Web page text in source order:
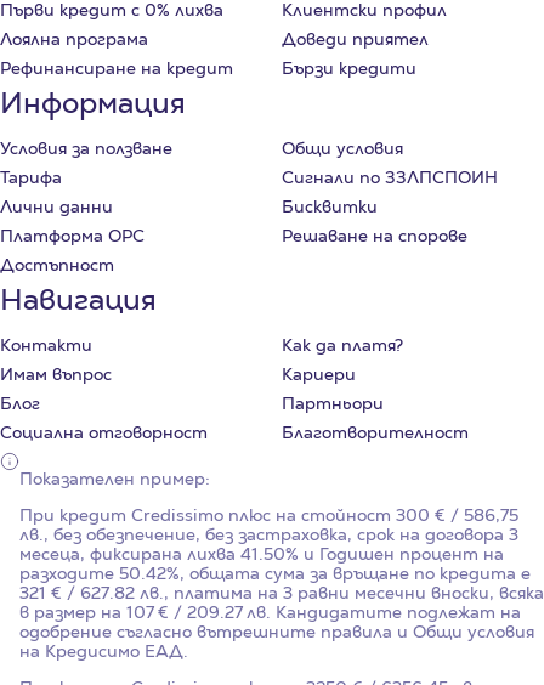
Първи кредит с 0% лихва
Клиентски профил
Лоялна програма
Доведи приятел
Рефинансиране на кредит
Бързи кредити
Информация
Условия за ползване
Общи условия
Тарифа
Сигнали по ЗЗЛПСПОИН
Лични данни
Бисквитки
Платформа ОРС
Решаване на спорове
Достъпност
Навигация
Контакти
Как да платя?
Имам въпрос
Кариери
Блог
Партньори
Социална отговорност
Благотворителност
Показателен пример:
При кредит Credissimo плюс на стойност 300 € / 586,75
лв., без обезпечение, без застраховка, срок на договора 3
месеца, фиксирана лихва 41.50% и Годишен процент на
разходите 50.42%, общата сума за връщане по кредита е
321 € / 627.82 лв., платима на 3 равни месечни вноски, всяка
в размер на 107 € / 209.27 лв. Кандидатите подлежат на
одобрение съгласно вътрешните правила и Общи условия
на Кредисимо ЕАД.